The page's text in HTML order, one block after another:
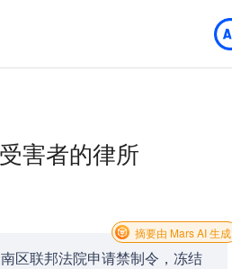
害者的律所
区联邦法院申请禁制令，冻结
摘要由 Mars AI 生成